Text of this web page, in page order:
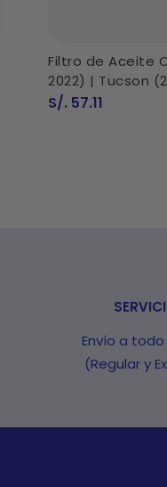
Filtro de Aceite
2022) | Tucson
Precio
de
S/. 57.11
Envío a
(Regular y